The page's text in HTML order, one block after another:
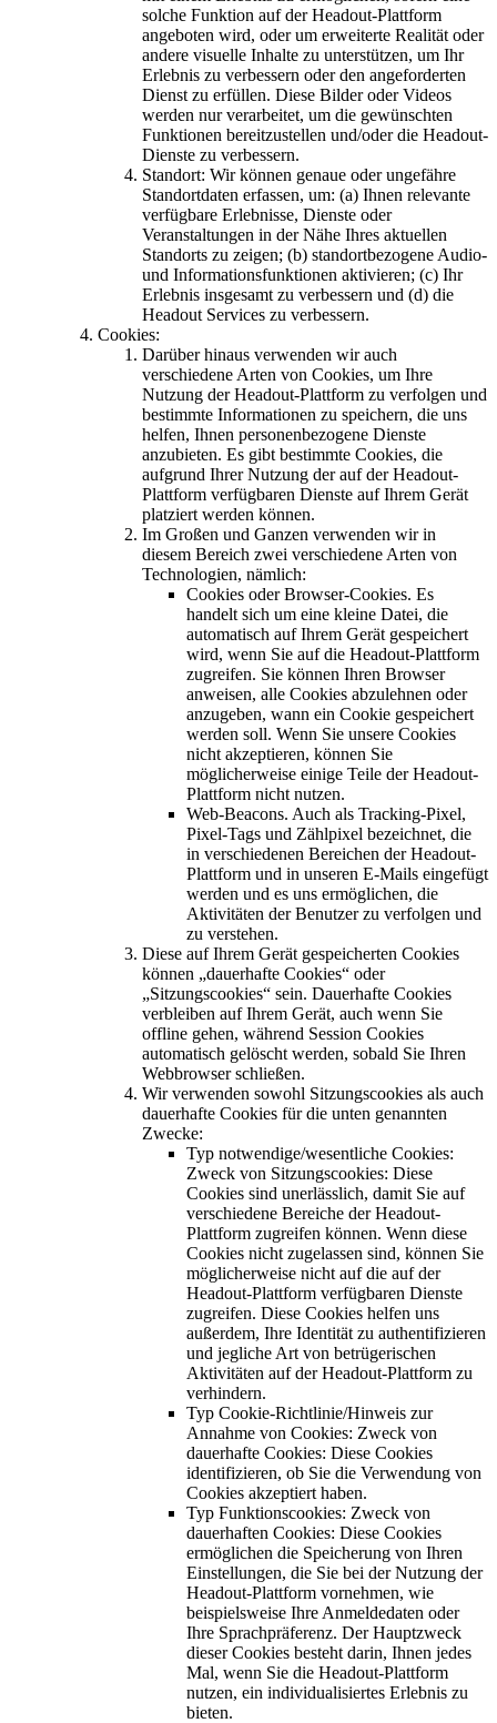
solche Funktion auf der Headout-Plattform
angeboten wird, oder um erweiterte Realität oder
andere visuelle Inhalte zu unterstützen, um Ihr
Erlebnis zu verbessern oder den angeforderten
Dienst zu erfüllen. Diese Bilder oder Videos
werden nur verarbeitet, um die gewünschten
Funktionen bereitzustellen und/oder die Headout-
Dienste zu verbessern.
Standort: Wir können genaue oder ungefähre
Standortdaten erfassen, um: (a) Ihnen relevante
verfügbare Erlebnisse, Dienste oder
Veranstaltungen in der Nähe Ihres aktuellen
Standorts zu zeigen; (b) standortbezogene Audio-
und Informationsfunktionen aktivieren; (c) Ihr
Erlebnis insgesamt zu verbessern und (d) die
Headout Services zu verbessern.
Cookies:
Darüber hinaus verwenden wir auch
verschiedene Arten von Cookies, um Ihre
Nutzung der Headout-Plattform zu verfolgen und
bestimmte Informationen zu speichern, die uns
helfen, Ihnen personenbezogene Dienste
anzubieten. Es gibt bestimmte Cookies, die
aufgrund Ihrer Nutzung der auf der Headout-
Plattform verfügbaren Dienste auf Ihrem Gerät
platziert werden können.
Im Großen und Ganzen verwenden wir in
diesem Bereich zwei verschiedene Arten von
Technologien, nämlich:
Cookies oder Browser-Cookies. Es
handelt sich um eine kleine Datei, die
automatisch auf Ihrem Gerät gespeichert
wird, wenn Sie auf die Headout-Plattform
zugreifen. Sie können Ihren Browser
anweisen, alle Cookies abzulehnen oder
anzugeben, wann ein Cookie gespeichert
werden soll. Wenn Sie unsere Cookies
nicht akzeptieren, können Sie
möglicherweise einige Teile der Headout-
Plattform nicht nutzen.
Web-Beacons. Auch als Tracking-Pixel,
Pixel-Tags und Zählpixel bezeichnet, die
in verschiedenen Bereichen der Headout-
Plattform und in unseren E-Mails eingefügt
werden und es uns ermöglichen, die
Aktivitäten der Benutzer zu verfolgen und
zu verstehen.
Diese auf Ihrem Gerät gespeicherten Cookies
können „dauerhafte Cookies“ oder
„Sitzungscookies“ sein. Dauerhafte Cookies
verbleiben auf Ihrem Gerät, auch wenn Sie
offline gehen, während Session Cookies
automatisch gelöscht werden, sobald Sie Ihren
Webbrowser schließen.
Wir verwenden sowohl Sitzungscookies als auch
dauerhafte Cookies für die unten genannten
Zwecke:
Typ notwendige/wesentliche Cookies:
Zweck von Sitzungscookies: Diese
Cookies sind unerlässlich, damit Sie auf
verschiedene Bereiche der Headout-
Plattform zugreifen können. Wenn diese
Cookies nicht zugelassen sind, können Sie
möglicherweise nicht auf die auf der
Headout-Plattform verfügbaren Dienste
zugreifen. Diese Cookies helfen uns
außerdem, Ihre Identität zu authentifizieren
und jegliche Art von betrügerischen
Aktivitäten auf der Headout-Plattform zu
verhindern.
Typ Cookie-Richtlinie/Hinweis zur
Annahme von Cookies: Zweck von
dauerhafte Cookies: Diese Cookies
identifizieren, ob Sie die Verwendung von
Cookies akzeptiert haben.
Typ Funktionscookies: Zweck von
dauerhaften Cookies: Diese Cookies
ermöglichen die Speicherung von Ihren
Einstellungen, die Sie bei der Nutzung der
Headout-Plattform vornehmen, wie
beispielsweise Ihre Anmeldedaten oder
Ihre Sprachpräferenz. Der Hauptzweck
dieser Cookies besteht darin, Ihnen jedes
Mal, wenn Sie die Headout-Plattform
nutzen, ein individualisiertes Erlebnis zu
bieten.